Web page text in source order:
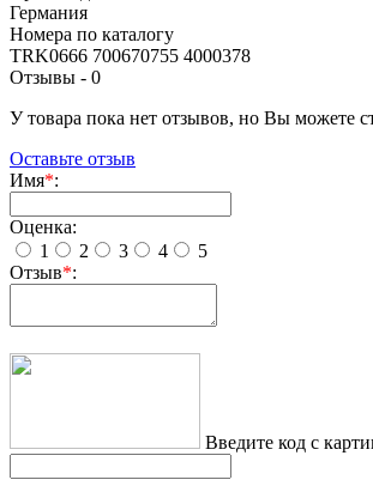
Германия
Номера по каталогу
TRK0666 700670755 4000378
Отзывы - 0
У товара пока нет отзывов, но Вы можете
Оставьте отзыв
Имя*:
Оценка:
1
2 3 4
5
Отзыв*:
Введите код с